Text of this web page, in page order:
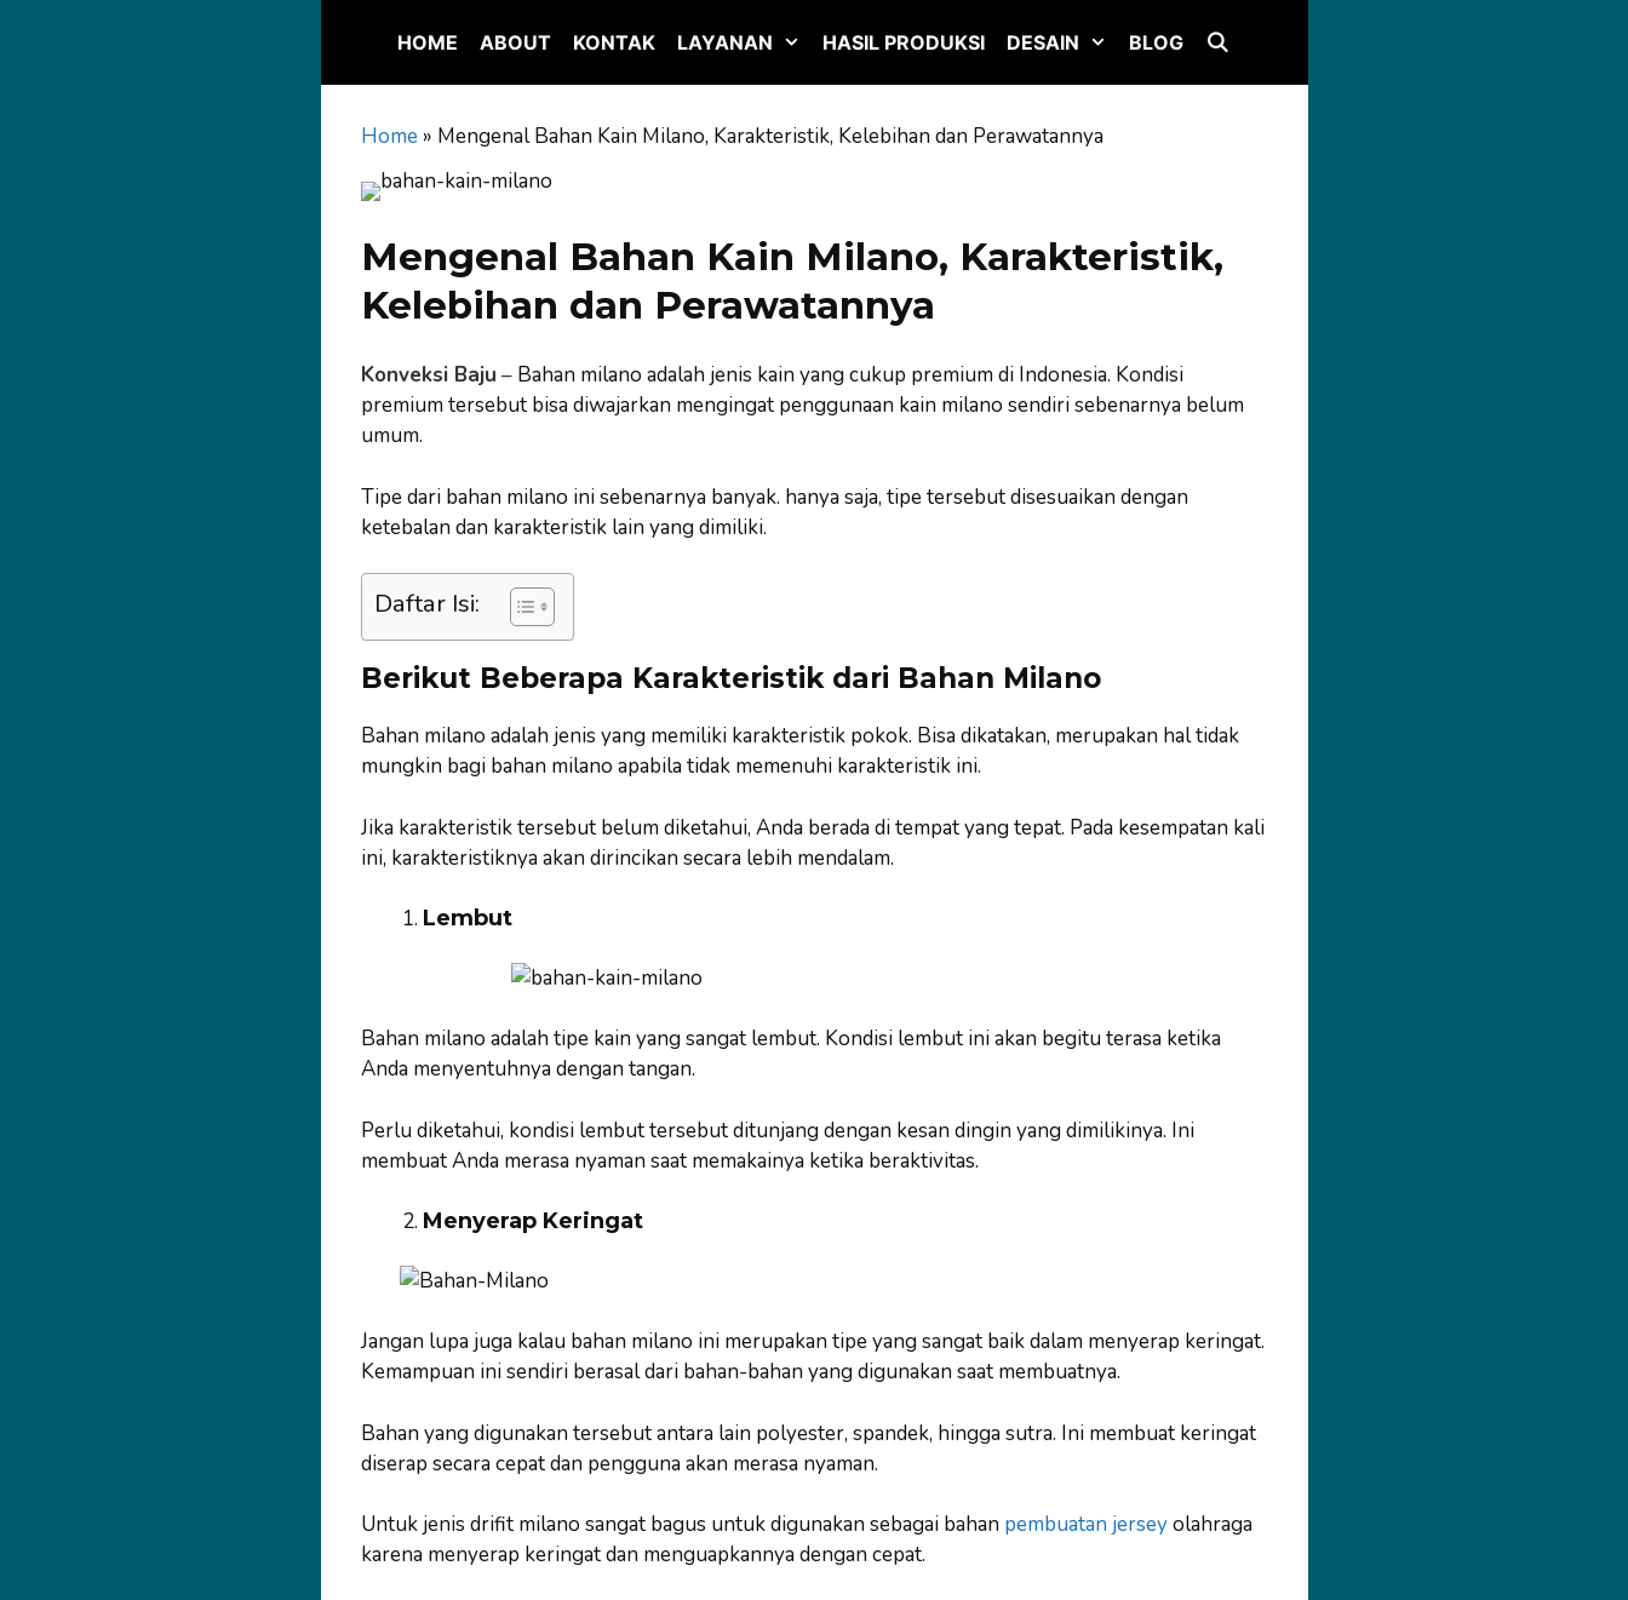
HOME ABOUT KONTAK LAYANAN HASIL PRODUKSI DESAIN BLOG
Home » Mengenal Bahan Kain Milano, Karakteristik, Kelebihan dan Perawatannya
Mengenal Bahan Kain Milano, Karakteristik,
Kelebihan dan Perawatannya
Konveksi Baju –Bahan milano adalah jenis kain yang cukup premium di Indonesia. Kondisi
premium tersebut bisa diwajarkan mengingat penggunaan kain milano sendiri sebenarnya belum
umum.
Tipe dari bahan milano ini sebenarnya banyak. hanya saja, tipe tersebut disesuaikan dengan
ketebalan dan karakteristik lain yang dimiliki.
Daftar Isi:
Berikut Beberapa Karakteristik dari Bahan Milano
Bahan milano adalah jenis yang memiliki karakteristik pokok. Bisa dikatakan, merupakan hal tidak
mungkin bagi bahan milano apabila tidak memenuhi karakteristik ini.
Jika karakteristik tersebut belum diketahui, Anda berada di tempat yang tepat. Pada kesempatan kali
ini, karakteristiknya akan dirincikan secara lebih mendalam.
Lembut
Bahan milano adalah tipe kain yang sangat lembut. Kondisi lembut ini akan begitu terasa ketika
Anda menyentuhnya dengan tangan.
Perlu diketahui, kondisi lembut tersebut ditunjang dengan kesan dingin yang dimilikinya. Ini
membuat Anda merasa nyaman saat memakainya ketika beraktivitas.
Menyerap Keringat
Jangan lupa juga kalau bahan milano ini merupakan tipe yang sangat baik dalam menyerap keringat.
Kemampuan ini sendiri berasal dari bahan-bahan yang digunakan saat membuatnya.
Bahan yang digunakan tersebut antara lain polyester, spandek, hingga sutra. Ini membuat keringat
diserap secara cepat dan pengguna akan merasa nyaman.
Untuk jenis drifit milano sangat bagus untuk digunakan sebagai bahan pembuatan jerseyolahraga
karena menyerap keringat dan menguapkannya dengan cepat.